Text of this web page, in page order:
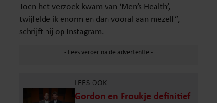
Toen het verzoek kwam van ‘Men’s Health’,
twijfelde ik enorm en dan vooral aan mezelf”,
schrijft hij op Instagram.
LEES OOK
Gordon en Froukje definitief